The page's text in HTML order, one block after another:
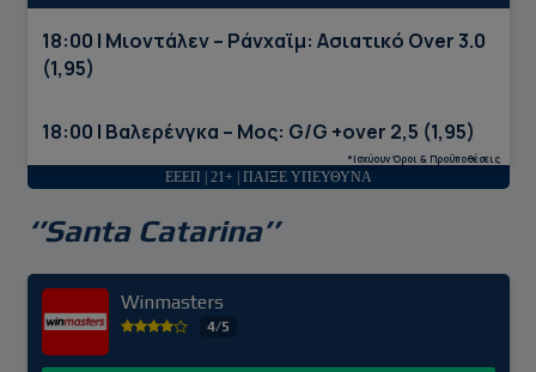
18:00 | Μιοντάλεν – Ράνχαϊμ: Ασιατικό Over 3.0
(1,95)
18:00 | Βαλερένγκα – Μος: G/G +over 2,5 (1,95)
*Ισχύουν Όροι & Προϋποθέσεις
ΕΕΕΠ | 21+ | ΠΑΙΞΕ ΥΠΕΥΘΥΝΑ
‘’Santa Catarina’’
Winmasters
4/5